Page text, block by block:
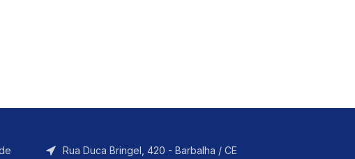
Rua Duca Bringel, 420 - Barbalha / CE